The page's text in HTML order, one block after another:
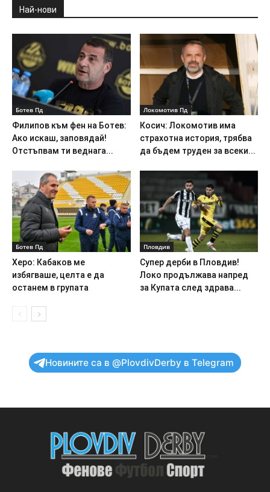
Най-нови
Ботев Пд
Филипов към фен на Ботев:
Ако искаш, заповядай!
Отстъпвам ти веднага...
Локомотив Пд
Косич: Локомотив има
страхотна история, трябва
да бъдем труден за всеки...
Ботев Пд
Херо: Кабаков ме
избягваше, целта е да
останем в групата
Пловдив
Супер дерби в Пловдив!
Локо продължава напред
за Купата след здрава...
Новините са в @PlovdivDerby в Telegram